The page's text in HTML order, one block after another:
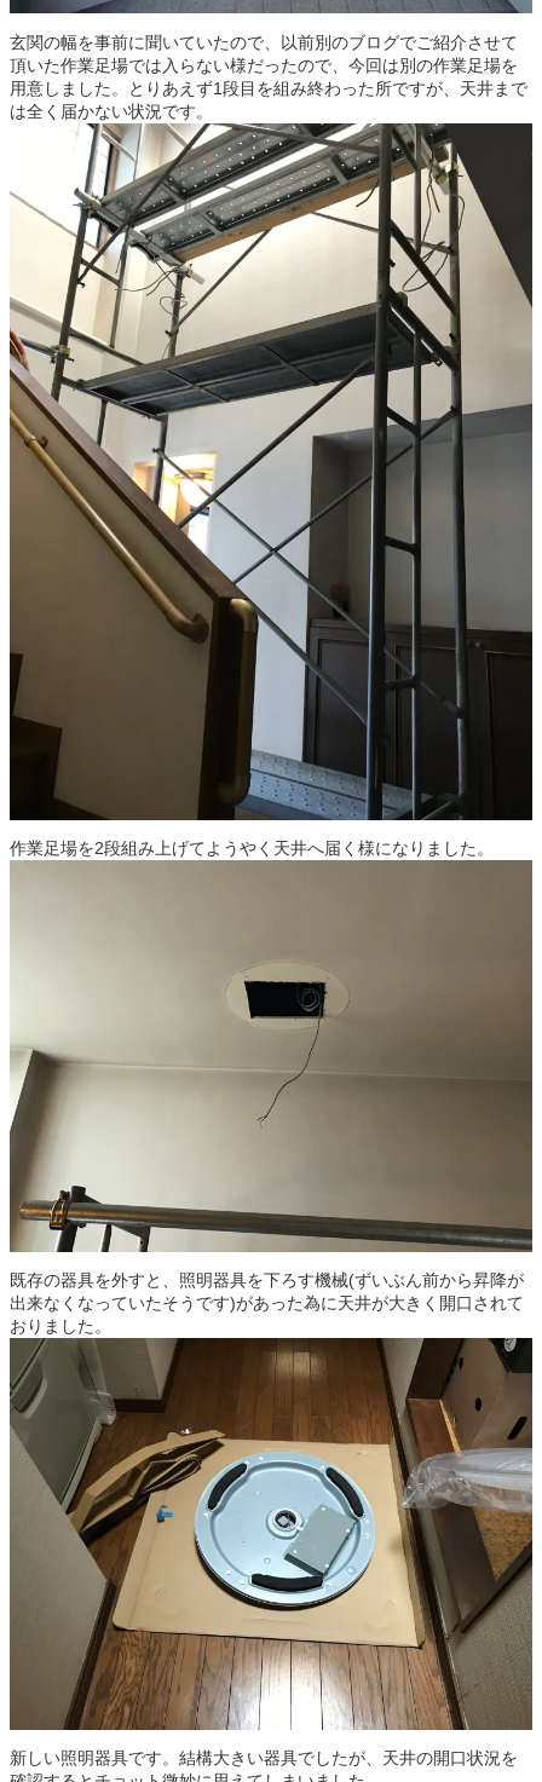
玄関の幅を事前に聞いていたので、以前別のブログでご紹介させて
頂いた作業足場では入らない様だったので、今回は別の作業足場を
用意しました。とりあえず1段目を組み終わった所ですが、天井まで
は全く届かない状況です。
作業足場を2段組み上げてようやく天井へ届く様になりました。
既存の器具を外すと、照明器具を下ろす機械(ずいぶん前から昇降が
出来なくなっていたそうです)があった為に天井が大きく開口されて
おりました。
新しい照明器具です。結構大きい器具でしたが、天井の開口状況を